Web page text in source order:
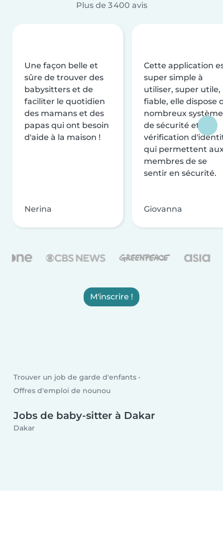
Plus de 3 400 avis
Une façon belle et
sûre de trouver des
babysitters et de
faciliter le quotidien
des mamans et des
papas qui ont besoin
d'aide à la maison !
Nerina
Cette application
super simple à
utiliser, super utile,
fiable, elle dispose
nombreux
de sécurité et de
vérification
qui permettent
membres de se
sentir en sécurité.
Giovanna
M'inscrire !
Trouver un job de garde d'enfants
Offres d'emploi de nounou
Jobs de baby-sitter à Dakar
Dakar